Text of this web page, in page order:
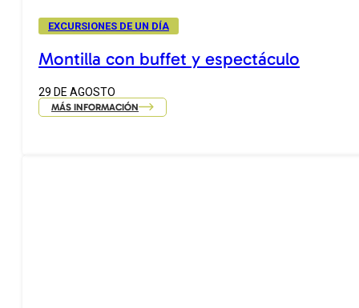
EXCURSIONES DE UN DÍA
Montilla con buffet y espectáculo
29 DE AGOSTO
MÁS INFORMACIÓN